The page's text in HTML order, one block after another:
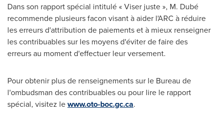
Dans son rapport spécial intitulé « Viser juste », M. Dubé
recommende plusieurs facon visant à aider l'ARC à réduire
les erreurs d'attribution de paiements et à mieux renseigner
les contribuables sur les moyens d'éviter de faire des
erreurs au moment d'effectuer leur versement.
Pour obtenir plus de renseignements sur le Bureau de
l'ombudsman des contribuables ou pour lire le rapport
spécial, visitez lewww.oto-boc.gc.ca.